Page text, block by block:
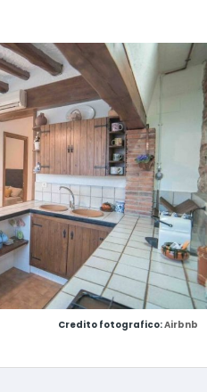
Credito fotografico:Airbnb